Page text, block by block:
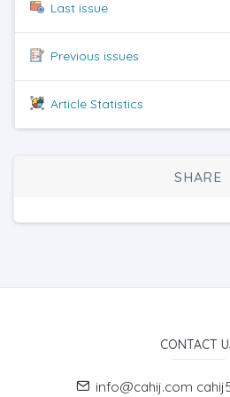
Last issue
Previous issues
Article Statistics
SHARE
CONTACT
info@cahij.com